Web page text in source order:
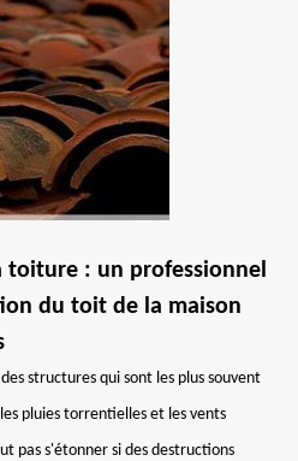
toiture : un professionnel
du toit de la maison
structures qui sont les plus souvent
pluies torrentielles et les vents
pas s'étonner si des destructions